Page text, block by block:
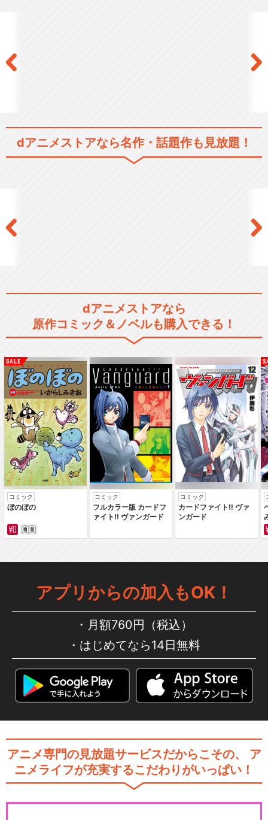
dアニメストアなら名作・話題作も見放題！
dアニメストアなら
原作コミック＆ノベルも購入できる！
コミック
ぼのぼの
コミック
フルカラー版 カードフ
ァイト‼ ヴァンガード
コミック
カードファイト‼ ヴァ
ンガード
アプリからの加入もOK！
月額760円（税込）
はじめてなら14日無料
アニメ専門の見放題サービスだからこその、
ア
ニメライフが充実するこだわりがいっぱい！